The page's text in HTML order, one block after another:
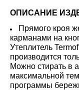
ОПИСАНИЕ
Прямого кроя
карманами на
Утеплитель
производится
Можно стирать в
максимальной
программы